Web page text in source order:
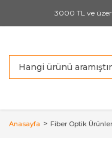
3000 TL ve
Anasayfa Fiber Optik Ürünler